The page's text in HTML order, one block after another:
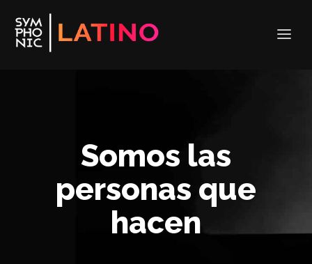
Somos las
personas que
hacen